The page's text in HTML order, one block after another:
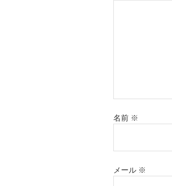
名前 ※
メール ※